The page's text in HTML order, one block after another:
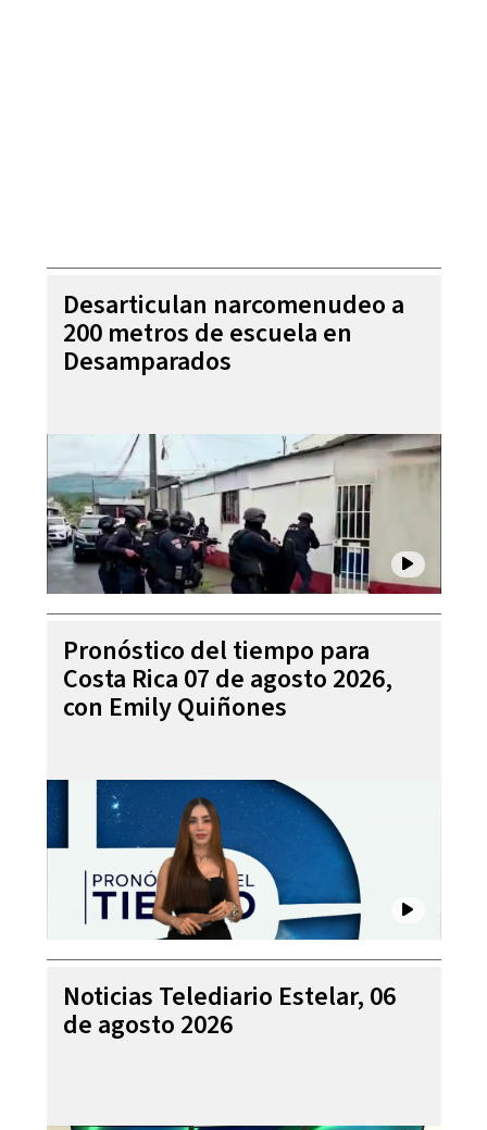
Desarticulan narcomenudeo a
200 metros de escuela en
Desamparados
Pronóstico del tiempo para
Costa Rica 07 de agosto 2026,
con Emily Quiñones
Noticias Telediario Estelar, 06
de agosto 2026